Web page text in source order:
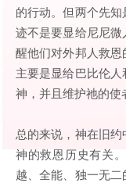
的行动。但两个先
迹不是要显给尼尼
醒他们对外邦人救恩
主要是显给巴比伦
神，并且维护祂的使
总的来说，神在旧
神的救恩历史有关
越、全能、独一无